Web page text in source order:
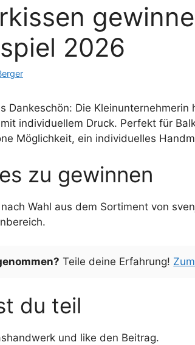
2026
Dankeschön: Die
individuellem Druck. Perfekt für
Möglichkeit, ein individuelles
zu gewinnen
Wahl aus dem Sortiment von
Teile deine Erfahrung!
du teil
und like den Beitrag.